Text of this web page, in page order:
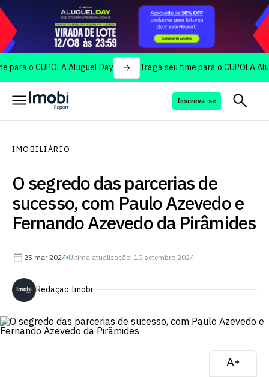
CUPOLA Aluguel Day Traga seu time para o CUPOLA Aluguel
Inscreva-se
IMOBILIÁRIO
O segredo das parcerias de
sucesso, com Paulo Azevedo e
Fernando Azevedo da Pirâmides
25 mar 2024 Última atualização: 10 setembro 2024
Redação Imobi